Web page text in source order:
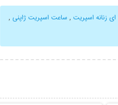
زنانه اسپریت , ساعت اسپریت ژاپنی ,